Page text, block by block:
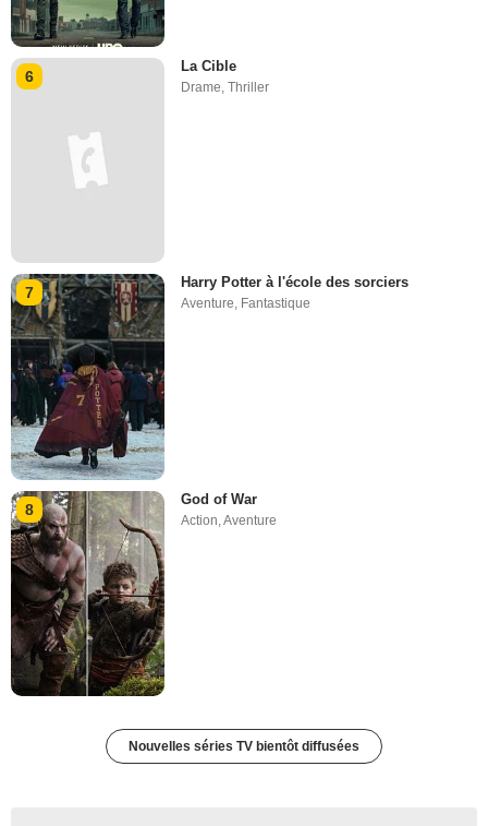
6
La Cible
Drame,Thriller
7
Harry Potter à l'école des sorciers
Aventure, Fantastique
8
God of War
Action ,Aventure
Nouvelles séries TV bientôt diffusées